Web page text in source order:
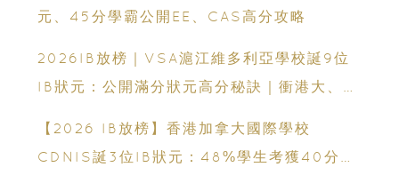
元、45分學霸公開EE、CAS高分攻略
2026IB放榜｜VSA滬江維多利亞學校誕9位
IB狀元：公開滿分狀元高分秘訣｜衝港大、帝
【2026 IB放榜】香港加拿大國際學校
CDNIS誕3位IB狀元：48%學生考獲40分以